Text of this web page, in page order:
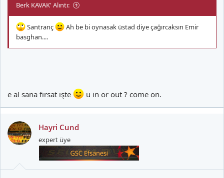
Berk KAVAK' Alıntı:
Santranç
Ah be bi oynasak üstad diye çağırcaksın Emir
basghan....
e al sana fırsat işte u in or out ? come on.
Hayri Cund
expert üye